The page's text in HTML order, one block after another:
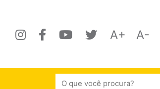
A+ A-